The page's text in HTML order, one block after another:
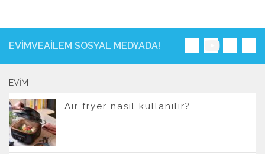
EVIMVEAILEM SOSYAL MEDYADA!
EVIM
Air fryer nasıl kullanılır?